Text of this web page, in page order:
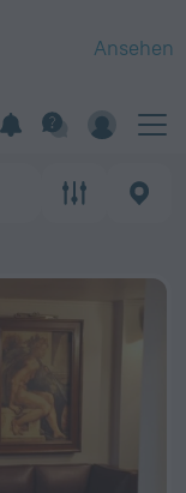
Ansehen
€ - Jetzt auf